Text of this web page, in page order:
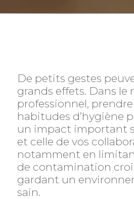
De petits gestes
grands effets. Dans le
professionnel,
habitudes d’hygiène
un impact important
et celle de vos
notamment en
de contamination
gardant un
sain.